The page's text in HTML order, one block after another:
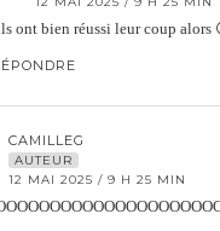
ont bien réussi leur coup alors
CAMILLEG
AUTEUR
12 MAI 2025 / 9 H 25 MIN